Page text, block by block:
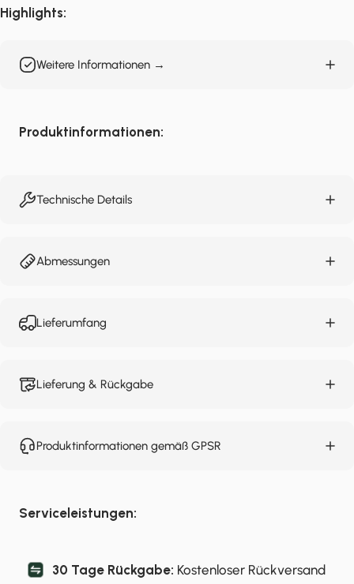
Highlights:
Weitere Informationen →
Produktinformationen:
Technische Details
Abmessungen
Lieferumfang
Lieferung & Rückgabe
Produktinformationen gemäß GPSR
Serviceleistungen:
30 Tage Rückgabe: Kostenloser Rückversand